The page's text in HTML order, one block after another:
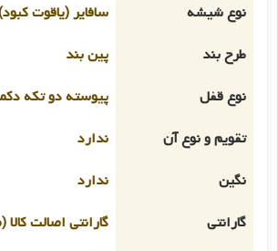
نوع شیشه
سافایر (یاقوت
طرح بند
پین بند
نوع قفل
پیوسته دو تکه
تقویم و نوع آن
ندارد
نگین
ندارد
گارانتی
گارانتی اصالت کالا